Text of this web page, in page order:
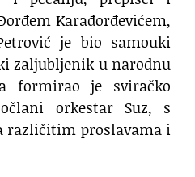
Karađorđevićem,
je bio samouki
zaljubljenik u narodnu
formirao je sviračko
orkestar Suz, s
različitim proslavama i